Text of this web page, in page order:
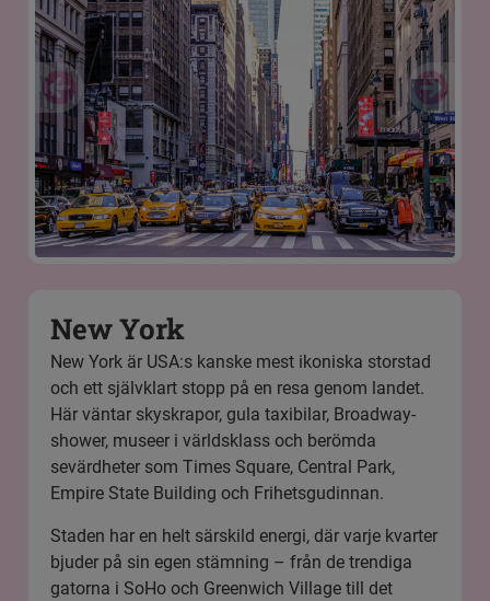
New York
New York är USA:s kanske mest ikoniska storstad
och ett självklart stopp på en resa genom landet.
Här väntar skyskrapor, gula taxibilar, Broadway-
shower, museer i världsklass och berömda
sevärdheter som Times Square, Central Park,
Empire State Building och Frihetsgudinnan.
Staden har en helt särskild energi, där varje kvarter
bjuder på sin egen stämning – från de trendiga
gatorna i SoHo och Greenwich Village till det